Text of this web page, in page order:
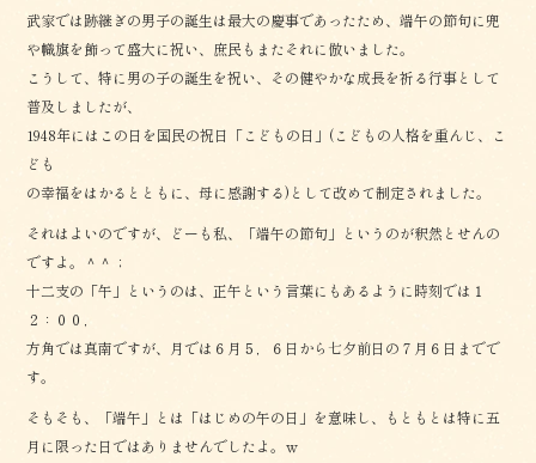
武家では跡継ぎの男子の誕生は最大の慶事であったため、端午の節句に兜
や幟旗を飾って盛大に祝い、庶民もまたそれに倣いました。
こうして、特に男の子の誕生を祝い、その健やかな成長を祈る行事として
普及しましたが、
1948年にはこの日を国民の祝日「こどもの日」(こどもの人格を重んじ、こ
ども
の幸福をはかるとともに、母に感謝する)として改めて制定されました。
それはよいのですが、どーも私、「端午の節句」というのが釈然とせんの
ですよ。＾＾；
十二支の「午」というのは、正午という言葉にもあるように時刻では１
２：００，
方角では真南ですが、月では６月５，６日から七夕前日の７月６日までで
す。
そもそも、「端午」とは「はじめの午の日」を意味し、もともとは特に五
月に限った日ではありませんでしたよ。ｗ